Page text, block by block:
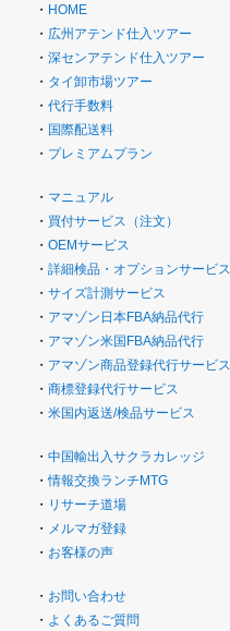
・ HOME
・ 広州アテンド仕入ツアー
・ 深センアテンド仕入ツアー
・ タイ卸市場ツアー
・ 代行手数料
・ 国際配送料
・ プレミアムプラン
・ マニュアル
・ 買付サービス（注文）
・ OEMサービス
・ 詳細検品・オプションサービス
・ サイズ計測サービス
・ アマゾン日本FBA納品代行
・ アマゾン米国FBA納品代行
・ アマゾン商品登録代行サービス
・ 商標登録代行サービス
・ 米国内返送/検品サービス
・ 中国輸出入サクラカレッジ
・情報交換ランチMTG
・ リサーチ道場
・ メルマガ登録
・ お客様の声
・ お問い合わせ
・ よくあるご質問